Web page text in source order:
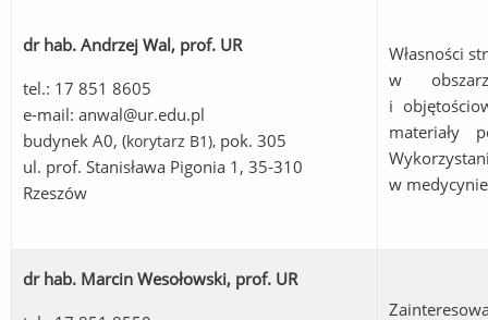
dr hab. Andrzej Wal, prof. UR
tel.: 17 851 8605
e-mail: anwal@ur.edu.pl
budynek A0, (korytarz B1), pok. 305
ul. prof. Stanisława Pigonia 1, 35-310
Rzeszów
Własności
w
i
materiały
w
dr hab. Marcin Wesołowski, prof. UR